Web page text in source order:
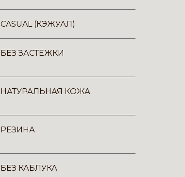
CASUAL (КЭЖУАЛ)
БЕЗ ЗАСТЕЖКИ
НАТУРАЛЬНАЯ КОЖА
РЕЗИНА
БЕЗ КАБЛУКА